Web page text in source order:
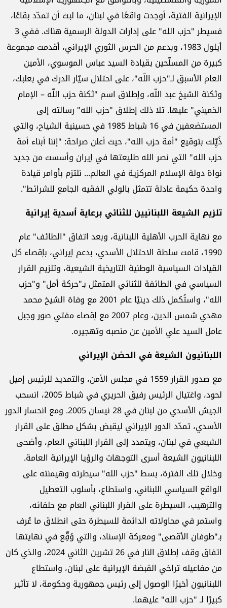
الإيرانية الفتية، أوجدت واقعًا في لبنان، ما لبث أن تمدّد بقاعًا،
فسيطر "حزب الله" على إدارات الدولة الرسمية هناك. ففي 3
أيلول 1983، وبدعم من الحرس الثوري الإيراني، أقدمت مجموعة
كبيرة من المسلّحين بقيادة السيد عباس الموسوي، الأمين
العام الأسبق لـ"حزب اللّه"، على احتلال سيّار الدرك في بعلبك،
وثكنة الشيخ عبد اللّه، وإطلاق اسم "ثكنة حزب اللّه – الإمام
الخميني" عليها. تلا ذلك إطلاق "حزب الله" رسالته إلى
المستضعفين في 16 شباط 1985 في حسينية الشياح، والتي
ذُيِّلت بتوقيع "أمة حزب الله"، حيث أعلن صراحة: "إننا أبناء أمة
حزب الله" التي نصر الله طليعتها في إيران وأسست من جديد
نواة دولة الإسلام المركزية في العالم... نلتزم بأوامر قيادة
واحدة حكيمة عادلة تتمثل بالولي الفقيه الجامع للشرائط".
تلزيم الشيعة اللبنانيين للثنائي برعاية أسدية إيرانية
مع نهاية الحرب الأهلية اللبنانية، وبعد اتفاق "الطائف" عام
1990، قامت سلطة الاحتلال الأسدي، بدعم إيراني، بإقصاء كل
القيادات السياسية الوطنية التاريخية الشيعية، وتلزيم القرار
السياسي في الطائفة للثنائي المتمثل بـ"حركة أمل" و"حزب
الله"، واستُكمل ذلك دينيًا عام 2001 مع وفاة الشيخ محمد
مهدي شمس الدين، وعام 2007 مع إقصاء مفتي صور وجبل
عامل السيد علي الأمين عن منصبه وتهجيره.
اللبنانيون الشيعة في الحضن الإيراني
مع صدور القرار 1559 في مجلس الأمن، والتمديد للرئيس إميل
لحود، واغتيال الرئيس رفيق الحريري في شباط 2005، انسحب
الجيش الأسدي من لبنان في 28 نيسان 2005. ومع انحسار الدور
الأسدي، تمدّد الدور الإيراني ليقبض بشكل مطلق على القرار
الشيعي في لبنان، ويتمدد إلى القرار اللبناني العام، وأضحى
اللبنانيون الشيعة أسرى التوجهات والرؤيا الإيرانية العامة.
وخلال تلك الفترة، بسط "حزب الله" سيطرته وهيمنته على
الواقع السياسي اللبناني، واستطاع، بأسلوب التعطيل
والترهيب، السيطرة على القرار اللبناني العام مع حلفائه،
واستمر في محاولاته الدائمة للسيطرة حتى انطلاق ما عُرف
بـ"طوفان الأقصى" ومعركة الإسناد، والتي وُقِّع في نهايتها
اتفاق وقف إطلاق النار في 26 تشرين الثاني 2024، والذي كان
من مفاعيله تراخي القبضة الإيرانية على لبنان، واستطاع
اللبنانيون أخيرًا الوصول إلى رئيس جمهورية وحكومة، لا تأثير
كبيرًا لـ "حزب الله" عليهما.